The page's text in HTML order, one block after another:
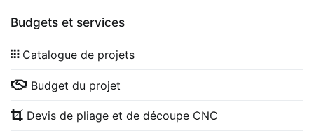
Budgets et services
Catalogue de projets
Budget du projet
Devis de pliage et de découpe CNC